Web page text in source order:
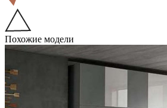
Похожие модели